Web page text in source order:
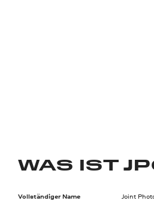
WAS IST
Vollständiger Name Joint